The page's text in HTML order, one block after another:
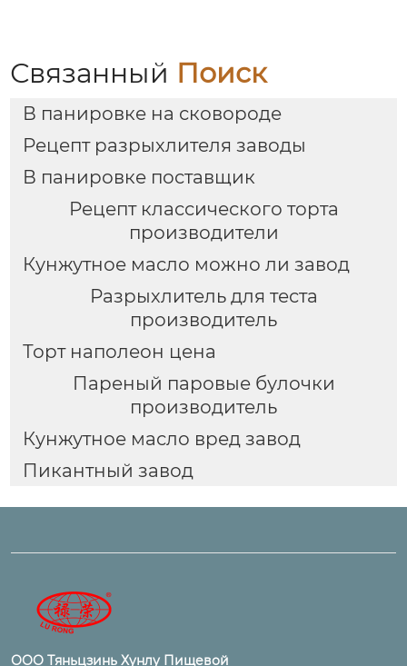
Связанный Поиск
В панировке на сковороде
Рецепт разрыхлителя заводы
В панировке поставщик
Рецепт классического торта
производители
Кунжутное масло можно ли завод
Разрыхлитель для теста
производитель
Торт наполеон цена
Пареный паровые булочки
производитель
Кунжутное масло вред завод
Пикантный завод
ООО Тяньцзинь Хунлу Пищевой